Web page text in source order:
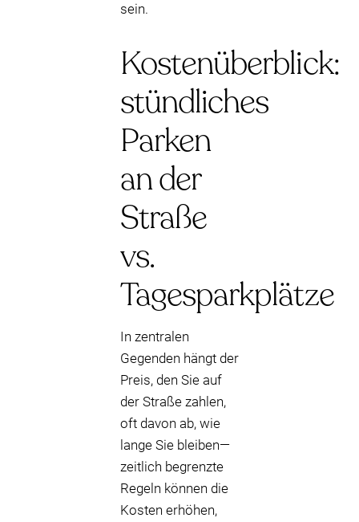
sein.
Kostenüberblick:
stündliches
Parken
an der
Straße
vs.
Tagesparkplätze
In zentralen
Gegenden hängt der
Preis, den Sie auf
der Straße zahlen,
oft davon ab, wie
lange Sie bleiben—
zeitlich begrenzte
Regeln können die
Kosten erhöhen,